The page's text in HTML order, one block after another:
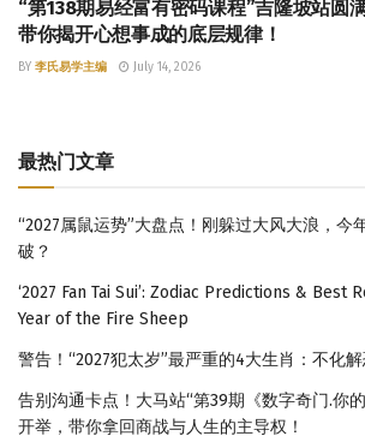
“第138期易经富有密码课程”吉隆坡站圆
带你揭开心想事成的底层规律！
BY 李氏易学主编 July 14, 2026
最热门文章
“2027属鼠运势”大盘点！刚躲过大风大浪，今
破？
‘2027 Fan Tai Sui’: Zodiac Predictions & Best
Year of the Fire Sheep
警告！“2027犯太岁”最严重的4大生肖：不化
告别沟通卡点！大马站“第39期《数字奇门.你
开举，带你拿回商战与人生的主导权！